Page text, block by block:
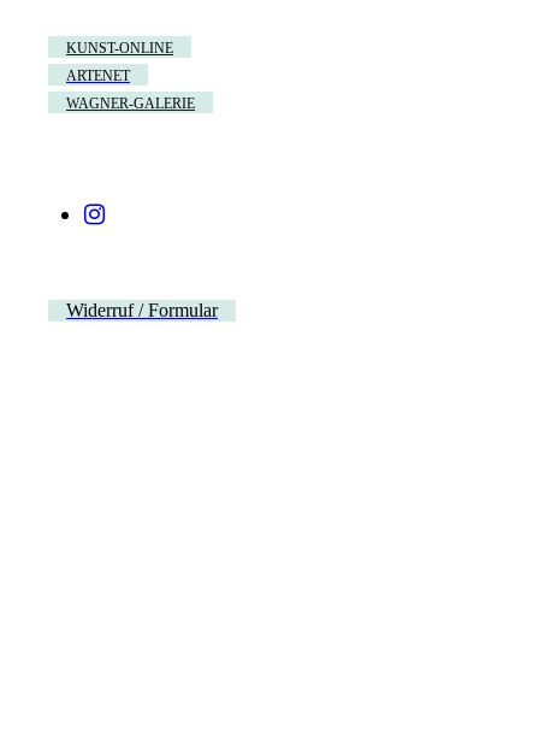
KUNST-ONLINE
ARTENET
WAGNER-GALERIE
Widerruf / Formular